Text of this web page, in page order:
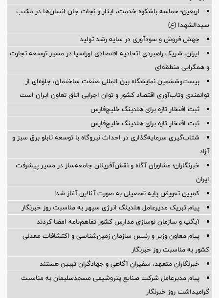
اربعین؛ حماسه باشکوه خدمت، ایثار و نجات جان انسان‌ها در مکتب
سیدالشهدا (ع)
جهش فروش و سودآوری در سایه رشد تولید
ایران، شریک راهبردی اتحادیه اقتصادی اوراسیا در مسیر توسعه تجارت
و همگرایی منطقه‌ای
بیست‌وششمین نمایشگاه بین المللی صنعت ساختمان، جلوه‌ای از
توانمندی وتاب‌آوری اقتصاد کشور و توان اجرایی اتاق تعاون ایران است
ثبت افتخار تازه برای هلدینگ خلیج‌فارس
ثبت افتخار تازه برای هلدینگ خلیج‌فارس
شتاب‌گیری سرمایه‌گذاری در احداث نیروگاه با توسعه تابلو برق سبز و
آزاد
خبرنگاران؛ مشاوران آگاه و نقش‌آفرینان جامعه‌ساز در مسیر پیشرفت
ایران
کمپین تعویض پایه تحصیلی به صورت آنلاین آغاز شد!
پیام تبریک مدیرعامل هلدینگ انرژی سپهر به مناسبت روز خبرنگار
آیگپ و سازمان نوسازی مدارس کشور تفاهم‌نامه امضا کردند
پیام معاون وزیر و رئیس سازمان زمین‌شناسی و اکتشافات معدنی
کشور به مناسبت روز خبرنگار
خبرنگاران متعهد، سفیران آگاهی و جهادگران تبیین هستند
پیام مدیرعامل شركت صنایع پتروشیمی مسجدسلیمان به مناسبت
گرامیداشت روز خبرنگار